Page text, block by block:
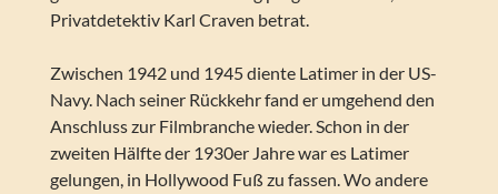
Privatdetektiv Karl Craven betrat.
Zwischen 1942 und 1945 diente Latimer in der US-
Navy. Nach seiner Rückkehr fand er umgehend den
Anschluss zur Filmbranche wieder. Schon in der
zweiten Hälfte der 1930er Jahre war es Latimer
gelungen, in Hollywood Fuß zu fassen. Wo andere